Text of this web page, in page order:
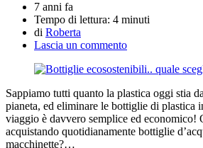
7 anni fa
Tempo di lettura: 4 minuti
di Roberta
Lascia un commento
Sappiamo tutti quanto la plastica oggi stia
pianeta, ed eliminare le bottiglie di plastica
viaggio è davvero semplice ed economico!
acquistando quotidianamente bottiglie
macchinette?…